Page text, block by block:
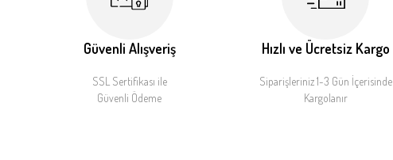
Güvenli Alışveriş
SSL Sertifikası ile
Güvenli Ödeme
Hızlı ve Ücretsiz Kargo
Siparişleriniz 1-3 Gün İçerisinde
Kargolanır